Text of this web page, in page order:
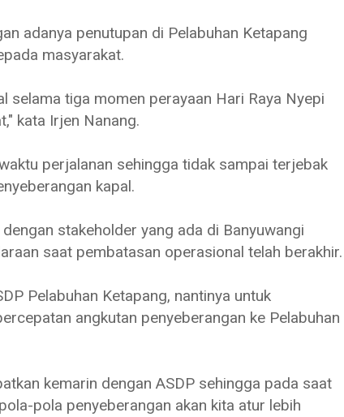
adanya penutupan di Pelabuhan Ketapang
masyarakat.
tiga momen perayaan Hari Raya Nyepi
kata Irjen Nanang.
perjalanan sehingga tidak sampai terjebak
kapal.
stakeholder yang ada di Banyuwangi
saat pembatasan operasional telah berakhir.
Pelabuhan Ketapang, nantinya untuk
angkutan penyeberangan ke Pelabuhan
kemarin dengan ASDP sehingga pada saat
pola penyeberangan akan kita atur lebih